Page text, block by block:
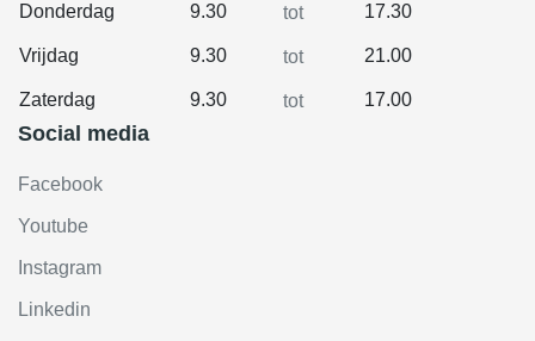
Donderdag 9.30 tot 17.30
Vrijdag 9.30 tot 21.00
Zaterdag 9.30 tot 17.00
Social media
Facebook
Youtube
Instagram
Linkedin